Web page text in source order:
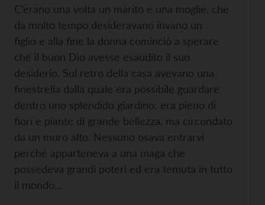
C’erano una volta un marito e una moglie, che
da molto tempo desideravano invano un
figlio e alla fine la donna cominciò a sperare
che il buon Dio avesse esaudito il suo
desiderio. Sul retro della casa avevano una
finestrella dalla quale era possibile guardare
dentro uno splendido giardino: era pieno di
fiori e piante di grande bellezza, ma circondato
da un muro alto. Nessuno osava entrarvi
perché apparteneva a una maga che
possedeva grandi poteri ed era temuta in tutto
il mondo…